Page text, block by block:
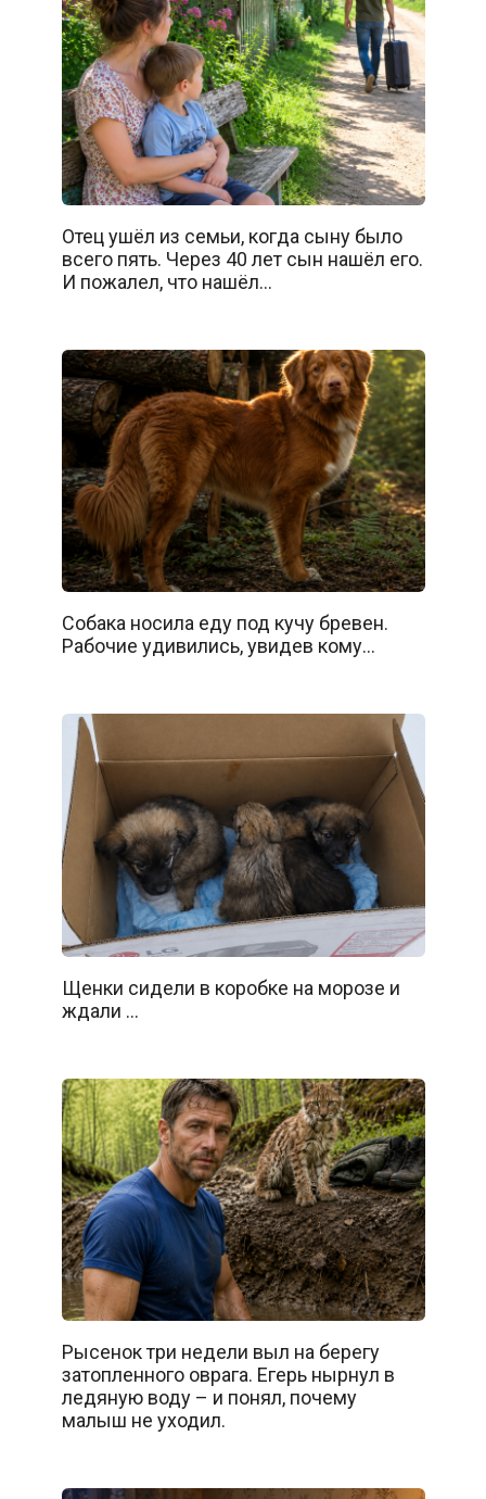
Отец ушёл из семьи, когда сыну было
всего пять. Через 40 лет сын нашёл его.
И пожалел, что нашёл…
Собака носила еду под кучу бревен.
Рабочие удивились, увидев кому…
Щенки сидели в коробке на морозе и
ждали …
Рысенок три недели выл на берегу
затопленного оврага. Егерь нырнул в
ледяную воду – и понял, почему
малыш не уходил.